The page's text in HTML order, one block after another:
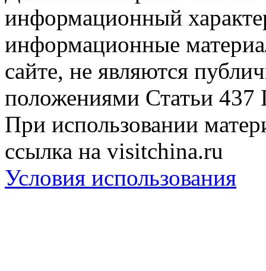
информационный
информационные
сайте, не являются
положениями Статьи 437
При использовании
ссылка на visitchina.ru
Условия использования